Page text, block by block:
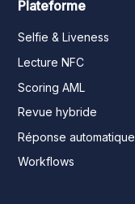
Plateforme
Selfie & Liveness
Lecture NFC
Scoring AML
Revue hybride
Réponse automatique
Workflows